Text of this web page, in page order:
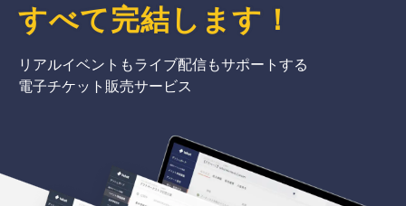
すべて完結 します ！
リアルイベントもライブ配信もサポートする
電子チケット販売サービス